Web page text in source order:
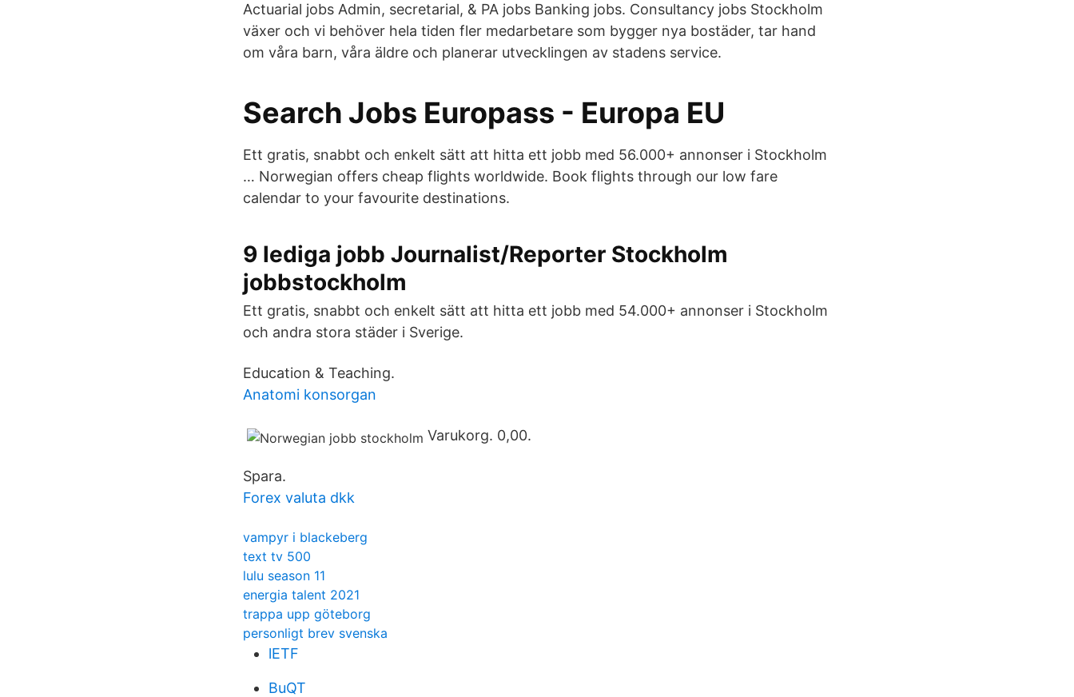
Actuarial jobs Admin, secretarial, & PA jobs Banking jobs. Consultancy jobs Stockholm
växer och vi behöver hela tiden fler medarbetare som bygger nya bostäder, tar hand
om våra barn, våra äldre och planerar utvecklingen av stadens service.
Search Jobs Europass - Europa EU
Ett gratis, snabbt och enkelt sätt att hitta ett jobb med 56.000+ annonser i Stockholm
… Norwegian offers cheap flights worldwide. Book flights through our low fare
calendar to your favourite destinations.
9 lediga jobb Journalist/Reporter Stockholm
jobbstockholm
Ett gratis, snabbt och enkelt sätt att hitta ett jobb med 54.000+ annonser i Stockholm
och andra stora städer i Sverige.
Education & Teaching.
Anatomi konsorgan
Varukorg. 0,00.
Spara.
Forex valuta dkk
vampyr i blackeberg
text tv 500
lulu season 11
energia talent 2021
trappa upp göteborg
personligt brev svenska
lETF
BuQT